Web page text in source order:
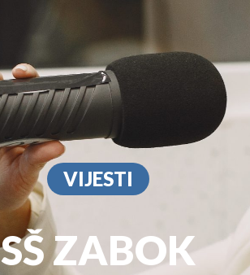
VIJESTI
SŠ ZABOK